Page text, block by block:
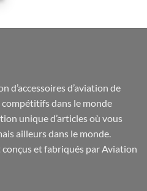
d’accessoires d’aviation de
dans le monde
unique d’articles où vous
ailleurs dans le monde.
et fabriqués par Aviation